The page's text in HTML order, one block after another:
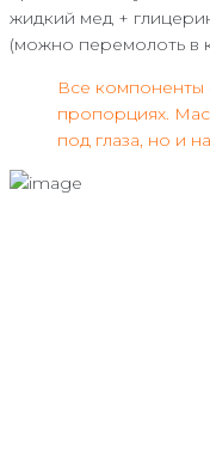
жидкий мед +
(можно перемолоть в
Все компоненты
пропорциях.
под глаза, но и